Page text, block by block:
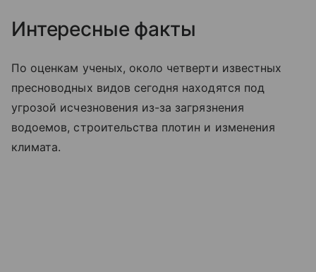
Интересные факты
По оценкам ученых, около четверти известных
пресноводных видов сегодня находятся под
угрозой исчезновения из-за загрязнения
водоемов, строительства плотин и изменения
климата.